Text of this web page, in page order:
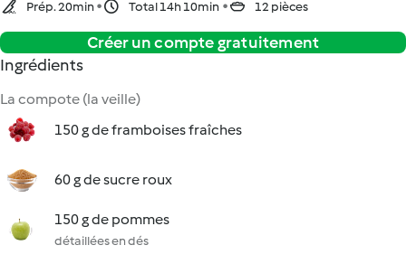
Prép. 20min Total 14h 10min 12 pièces
Créer un compte gratuitement
Ingrédients
La compote (la veille)
150 g de framboises fraîches
60 g de sucre roux
150 g de pommes
détaillées en dés